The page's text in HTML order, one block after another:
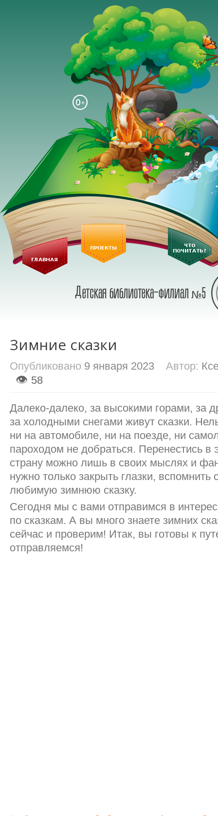
Зимние сказки
Опубликовано 9 января 2023 Автор:
👁 58
Далеко-далеко, за высокими горами, за
за холодными снегами живут сказки.
ни на автомобиле, ни на поезде, ни
пароходом не добраться. Перенестись в
страну можно лишь в своих мыслях и
нужно только закрыть глазки,
любимую зимнюю сказку.
Сегодня мы с вами отправимся в
по сказкам. А вы много знаете зимних
сейчас и проверим! Итак, вы готовы к
отправляемся!